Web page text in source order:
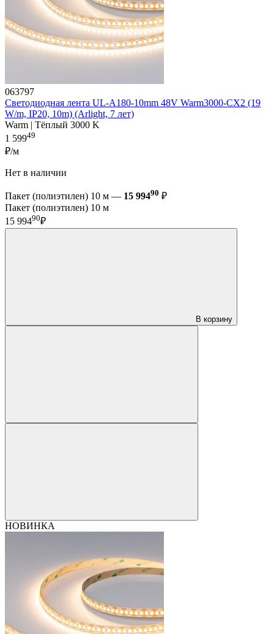
063797
Светодиодная лента UL-A180-10mm 48V Warm3000-CX2 (19
W/m, IP20, 10m) (Arlight, 7 лет)
Warm | Тёплый 3000 K
1 59949
₽/м
Нет в наличии
Пакет (полиэтилен) 10 м — 15 99490 ₽
Пакет (полиэтилен) 10 м
15 99490₽
В корзину
НОВИНКА